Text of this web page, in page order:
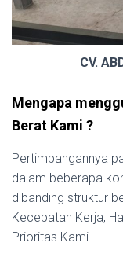
CV.
Mengapa
Berat Kami ?
Pertimbangannya
dalam beberapa
dibanding struktur
Kecepatan Kerja,
Prioritas Kami.